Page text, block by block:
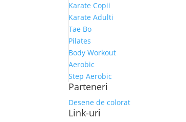
Karate Copii
Karate Adulti
Tae Bo
Pilates
Body Workout
Aerobic
Step Aerobic
Parteneri
Desene de colorat
Link-uri